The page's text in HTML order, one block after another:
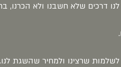
דרכים שלא חשבנו ולא הכרנו,
לשלמות שרצינו ולמחיר שהשגת לנו.